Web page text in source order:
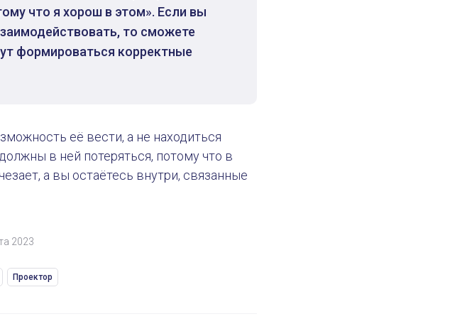
Типы 28 августа 2023
что я хорош в этом». Если вы
то сможете
формироваться корректные
её вести, а не находиться
в ней потеряться, потому что в
а вы остаётесь внутри, связанные
2023
Проектор